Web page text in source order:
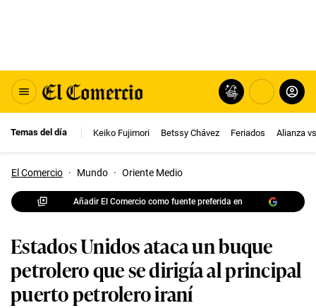
Temas del día Keiko Fujimori Betssy Chávez Feriados Alianza
El Comercio · Mundo · Oriente Medio
Añadir El Comercio como fuente preferida en
Estados Unidos ataca un buque
petrolero que se dirigía al principal
puerto petrolero iraní